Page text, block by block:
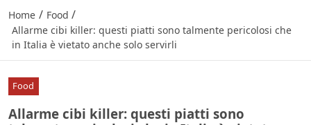
Home / Food /
Allarme cibi killer: questi piatti sono talmente pericolosi che
in Italia è vietato anche solo servirli
Food
Allarme cibi killer: questi piatti sono